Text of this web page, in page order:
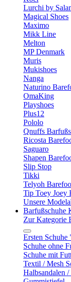
Lurchi by
Magical Shoes
Maximo
Mikk Line
Melton
MP Denmark
Muris
Mukishoes
Nanga
Naturino
OmaKing
Playshoes
Plus12
Pololo
Qnuffs
Ricosta
Saguaro
Shapen
Slip Stop
Tikki
Telyoh
Tip Toey Joey
Unsere
Barfußschuhe
Zur Kategorie
Ersten
Schuhe ohne
Schuhe mit
Textil / Mesh
Halbsandalen /